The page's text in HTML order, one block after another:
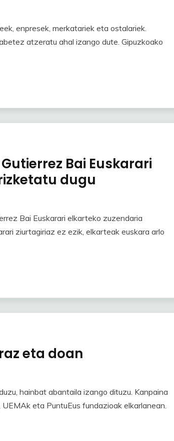
enpresek, merkatariek eta ostalariek.
atzeratu ahal izango dute. Gipuzkoako
Bai Euskarari
dugu
Bai Euskarari elkarteko zuzendaria
ziurtagiriaz ez ezik, elkarteak euskara arlo
eta doan
hainbat abantaila izango dituzu. Kanpaina
eta PuntuEus fundazioak elkarlanean.